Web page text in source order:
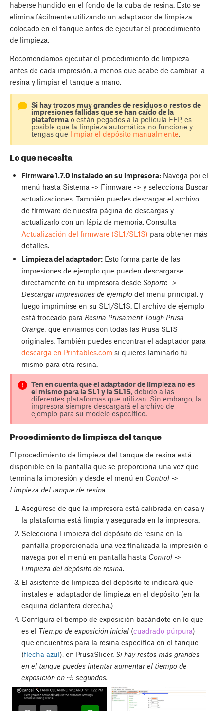
haberse hundido en el fondo de la cuba de resina. Esto se
elimina fácilmente utilizando un adaptador de limpieza
colocado en el tanque antes de ejecutar el procedimiento
de limpieza.
Recomendamos ejecutar el procedimiento de limpieza
antes de cada impresión, a menos que acabe de cambiar la
resina y limpiar el tanque a mano.
Si hay trozos muy grandes de residuos o restos de
impresiones fallidas que se han caído de la
plataformao están pegados a la película FEP, es
posible que la limpieza automática no funcione y
tengas que limpiar el depósito manualmente.
Lo que necesita
Firmware 1.7.0 instalado en su impresora:Navega por el
menú hasta Sistema -> Firmware -> y selecciona Buscar
actualizaciones. También puedes descargar el archivo
de firmware de nuestra página de descargas y
actualizarlo con un lápiz de memoria. Consulta
Actualización del firmware (SL1/SL1S) para obtener más
detalles.
Limpieza del adaptador:Esto forma parte de las
impresiones de ejemplo que pueden descargarse
directamente en tu impresora desde Soporte ->
Descargar impresiones de ejemplodel menú principal, y
luego imprimirse en su SL1/SL1S. El archivo de ejemplo
está troceado para Resina Prusament Tough Prusa
Orange, que enviamos con todas las Prusa SL1S
originales. También puedes encontrar el adaptador para
descarga en Printables.com si quieres laminarlo tú
mismo para otra resina.
Ten en cuenta que el adaptador de limpieza no es
el mismo para la SL1 y la SL1S, debido a las
diferentes plataformas que utilizan. Sin embargo, la
impresora siempre descargará el archivo de
ejemplo para su modelo específico.
Procedimiento de limpieza del tanque
El procedimiento de limpieza del tanque de resina está
disponible en la pantalla que se proporciona una vez que
termina la impresión y desde el menú en Control ->
Limpieza del tanque de resina.
Asegúrese de que la impresora está calibrada en casa y
la plataforma está limpia y asegurada en la impresora.
Selecciona Limpieza del depósito de resina en la
pantalla proporcionada una vez finalizada la impresión o
navega por el menú en pantalla hasta Control ->
Limpieza del depósito de resina.
El asistente de limpieza del depósito te indicará que
instales el adaptador de limpieza en el depósito (en la
esquina delantera derecha.)
Configura el tiempo de exposición basándote en lo que
es el Tiempo de exposición inicial(cuadrado púrpura)
que encuentres para la resina específica en el tanque
(flecha azul), en PrusaSlicer. Si hay restos más grandes
en el tanque puedes intentar aumentar el tiempo de
exposición en ~5 segundos.